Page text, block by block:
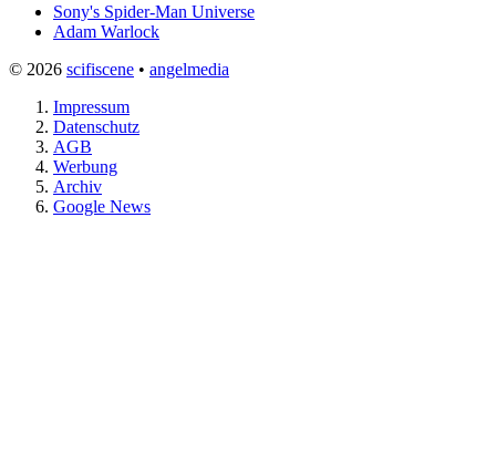
Sony's Spider-Man Universe
Adam Warlock
© 2026 scifiscene • angelmedia
Impressum
Datenschutz
AGB
Werbung
Archiv
Google News